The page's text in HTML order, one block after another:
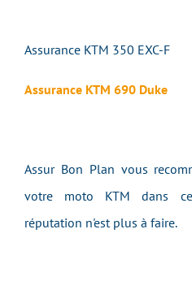
Assurance KTM 350 EXC-F
Assurance KTM 690 Duke
Assur Bon Plan vous
votre moto KTM dans
réputation n'est plus à faire.